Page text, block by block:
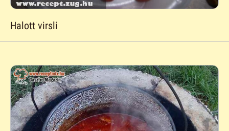
Halott virsli